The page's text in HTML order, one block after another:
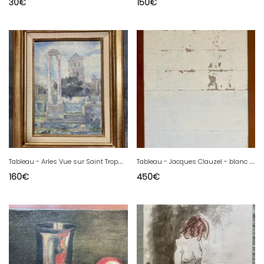
30€
150€
T
ableau - Arles Vue sur Saint Trophime - côté théatre antique
160€
T
ableau - Jacques Clauzel - blanc - Art Contemporain
450€